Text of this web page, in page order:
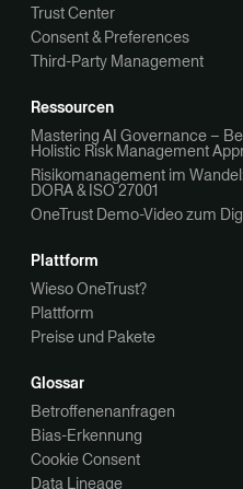
Trust Center
Consent & Preferences
Third-Party Management
Ressourcen
Mastering AI Governance –
Holistic Risk Management
Risikomanagement im
DORA & ISO 27001
OneTrust Demo-Video zum
Plattform
Wieso OneTrust?
Plattform
Preise und Pakete
Glossar
Betroffenenanfragen
Bias-Erkennung
Cookie Consent
Data Lineage